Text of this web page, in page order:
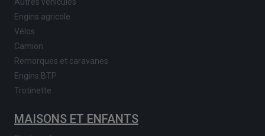
Engins agricole
Vélos
Camion
Remorques et caravanes
Engins BTP
Trotinette
MAISONS ET ENFANTS